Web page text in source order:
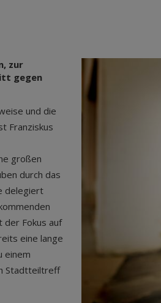
zur
gegen
und die
Franziskus
großen
durch das
delegiert
Fokus auf
eine lange
einem
Stadtteiltreff